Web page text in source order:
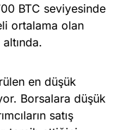
BTC seviyesinde
ortalama olan
en düşük
Borsalara düşük
satış